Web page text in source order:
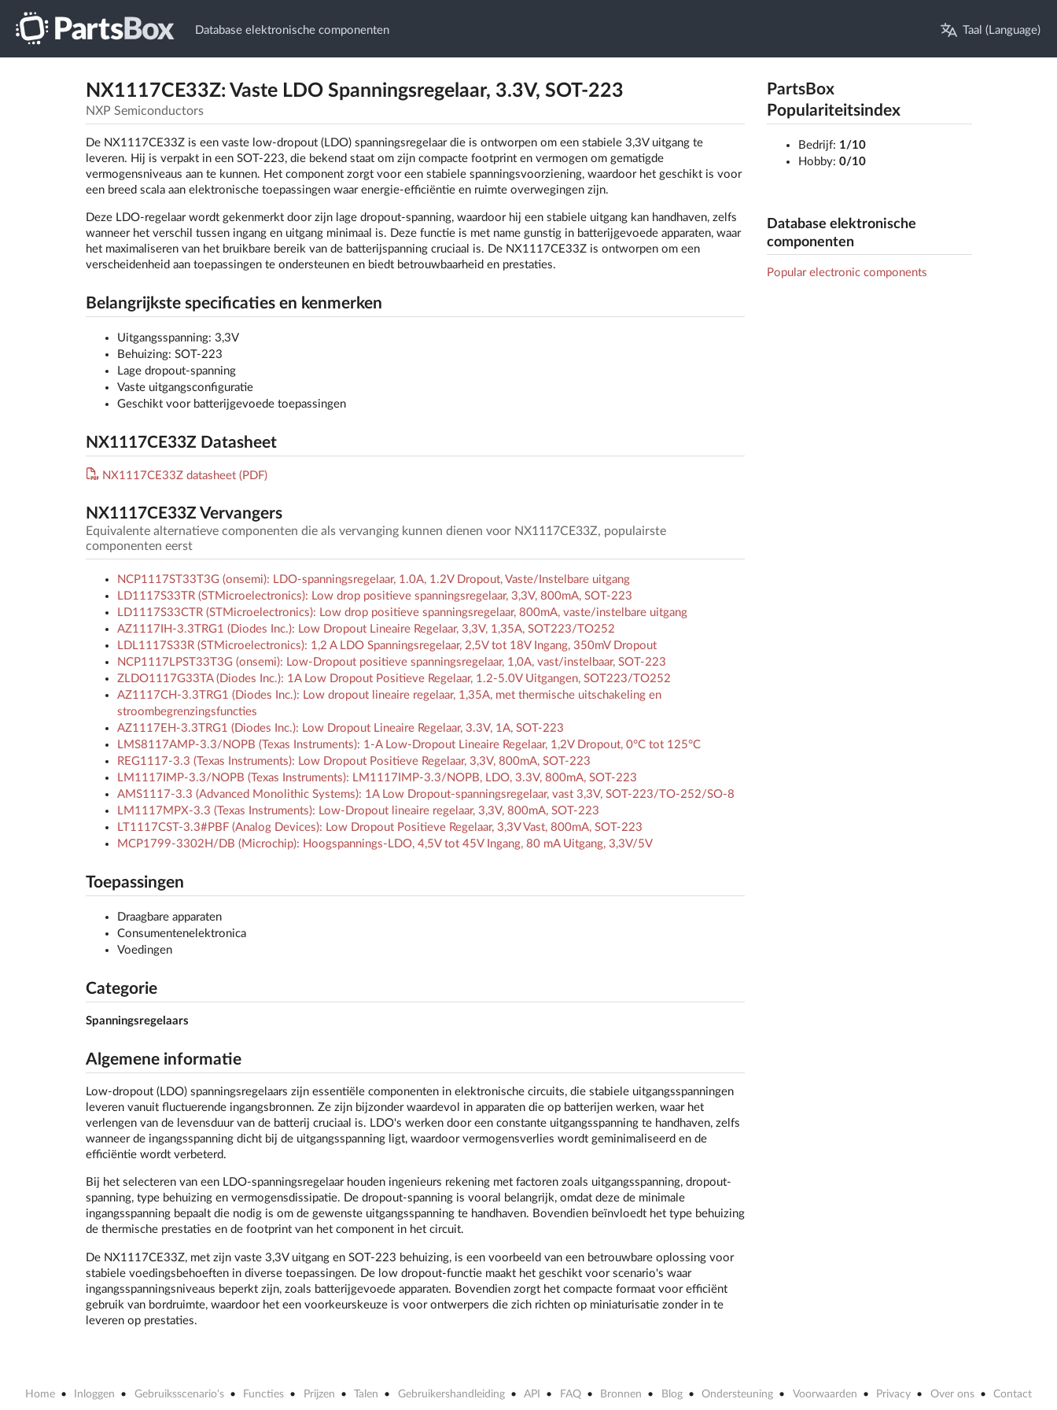
Database elektronische componenten Taal (Language)
NX1117CE33Z: Vaste LDO Spanningsregelaar, 3.3V, SOT-223
NXP Semiconductors
De NX1117CE33Z is een vaste low-dropout (LDO) spanningsregelaar die is ontworpen om een stabiele 3,3V uitgang te
leveren. Hij is verpakt in een SOT-223, die bekend staat om zijn compacte footprint en vermogen om gematigde
vermogensniveaus aan te kunnen. Het component zorgt voor een stabiele spanningsvoorziening, waardoor het geschikt is voor
een breed scala aan elektronische toepassingen waar energie-efficiëntie en ruimte overwegingen zijn.
Deze LDO-regelaar wordt gekenmerkt door zijn lage dropout-spanning, waardoor hij een stabiele uitgang kan handhaven, zelfs
wanneer het verschil tussen ingang en uitgang minimaal is. Deze functie is met name gunstig in batterijgevoede apparaten, waar
het maximaliseren van het bruikbare bereik van de batterijspanning cruciaal is. De NX1117CE33Z is ontworpen om een
verscheidenheid aan toepassingen te ondersteunen en biedt betrouwbaarheid en prestaties.
Belangrijkste specificaties en kenmerken
Uitgangsspanning: 3,3V
Behuizing: SOT-223
Lage dropout-spanning
Vaste uitgangsconfiguratie
Geschikt voor batterijgevoede toepassingen
NX1117CE33Z Datasheet
NX1117CE33Z datasheet (PDF)
NX1117CE33Z Vervangers
Equivalente alternatieve componenten die als vervanging kunnen dienen voor NX1117CE33Z, populairste
componenten eerst
NCP1117ST33T3G (onsemi): LDO-spanningsregelaar, 1.0A, 1.2V Dropout, Vaste/Instelbare uitgang
LD1117S33TR (STMicroelectronics): Low drop positieve spanningsregelaar, 3,3V, 800mA, SOT-223
LD1117S33CTR (STMicroelectronics): Low drop positieve spanningsregelaar, 800mA, vaste/instelbare uitgang
AZ1117IH-3.3TRG1 (Diodes Inc.): Low Dropout Lineaire Regelaar, 3,3V, 1,35A, SOT223/TO252
LDL1117S33R (STMicroelectronics): 1,2 A LDO Spanningsregelaar, 2,5V tot 18V Ingang, 350mV Dropout
NCP1117LPST33T3G (onsemi): Low-Dropout positieve spanningsregelaar, 1,0A, vast/instelbaar, SOT-223
ZLDO1117G33TA (Diodes Inc.): 1A Low Dropout Positieve Regelaar, 1.2-5.0V Uitgangen, SOT223/TO252
AZ1117CH-3.3TRG1 (Diodes Inc.): Low dropout lineaire regelaar, 1,35A, met thermische uitschakeling en
stroombegrenzingsfuncties
AZ1117EH-3.3TRG1 (Diodes Inc.): Low Dropout Lineaire Regelaar, 3.3V, 1A, SOT-223
LMS8117AMP-3.3/NOPB (Texas Instruments): 1-A Low-Dropout Lineaire Regelaar, 1,2V Dropout, 0°C tot 125°C
REG1117-3.3 (Texas Instruments): Low Dropout Positieve Regelaar, 3,3V, 800mA, SOT-223
LM1117IMP-3.3/NOPB (Texas Instruments): LM1117IMP-3.3/NOPB, LDO, 3.3V, 800mA, SOT-223
AMS1117-3.3 (Advanced Monolithic Systems): 1A Low Dropout-spanningsregelaar, vast 3,3V, SOT-223/TO-252/SO-8
LM1117MPX-3.3 (Texas Instruments): Low-Dropout lineaire regelaar, 3,3V, 800mA, SOT-223
LT1117CST-3.3#PBF (Analog Devices): Low Dropout Positieve Regelaar, 3,3V Vast, 800mA, SOT-223
MCP1799-3302H/DB (Microchip): Hoogspannings-LDO, 4,5V tot 45V Ingang, 80 mA Uitgang, 3,3V/5V
Toepassingen
Draagbare apparaten
Consumentenelektronica
Voedingen
Categorie
Spanningsregelaars
Algemene informatie
Low-dropout (LDO) spanningsregelaars zijn essentiële componenten in elektronische circuits, die stabiele uitgangsspanningen
leveren vanuit fluctuerende ingangsbronnen. Ze zijn bijzonder waardevol in apparaten die op batterijen werken, waar het
verlengen van de levensduur van de batterij cruciaal is. LDO's werken door een constante uitgangsspanning te handhaven, zelfs
wanneer de ingangsspanning dicht bij de uitgangsspanning ligt, waardoor vermogensverlies wordt geminimaliseerd en de
efficiëntie wordt verbeterd.
Bij het selecteren van een LDO-spanningsregelaar houden ingenieurs rekening met factoren zoals uitgangsspanning, dropout-
spanning, type behuizing en vermogensdissipatie. De dropout-spanning is vooral belangrijk, omdat deze de minimale
ingangsspanning bepaalt die nodig is om de gewenste uitgangsspanning te handhaven. Bovendien beïnvloedt het type behuizing
de thermische prestaties en de footprint van het component in het circuit.
De NX1117CE33Z, met zijn vaste 3,3V uitgang en SOT-223 behuizing, is een voorbeeld van een betrouwbare oplossing voor
stabiele voedingsbehoeften in diverse toepassingen. De low dropout-functie maakt het geschikt voor scenario's waar
ingangsspanningsniveaus beperkt zijn, zoals batterijgevoede apparaten. Bovendien zorgt het compacte formaat voor efficiënt
gebruik van bordruimte, waardoor het een voorkeurskeuze is voor ontwerpers die zich richten op miniaturisatie zonder in te
leveren op prestaties.
PartsBox
Populariteitsindex
Bedrijf: 1/10
Hobby: 0/10
Database elektronische
componenten
Popular electronic components
Home Inloggen Gebruiksscenario's Functies Prijzen Talen Gebruikershandleiding API FAQ Bronnen Blog Ondersteuning Voorwaarden Privacy Over ons Contact